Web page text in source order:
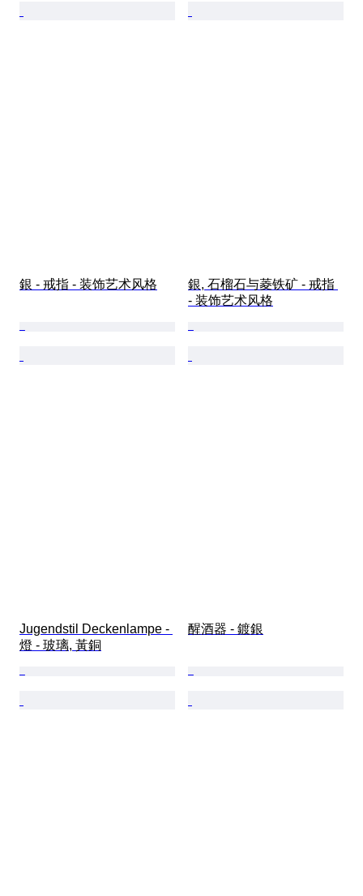
銀 - 戒指 - 装饰艺术风格
銀, 石榴石与菱铁矿 - 戒指
- 装饰艺术风格
Jugendstil Deckenlampe -
燈 - 玻璃, 黃銅
醒酒器 - 鍍銀